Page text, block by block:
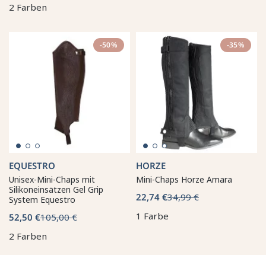
2 Farben
-50%
EQUESTRO
Unisex-Mini-Chaps mit
Silikoneinsätzen Gel Grip
System Equestro
52,50 €105,00 €
2 Farben
-35%
HORZE
Mini-Chaps Horze Amara
22,74 €34,99 €
1 Farbe